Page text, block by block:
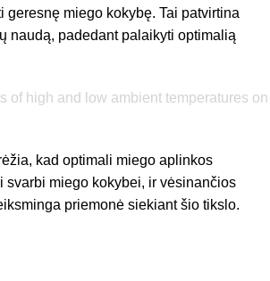
geresnę miego kokybę. Tai patvirtina
naudą, padedant palaikyti optimalią
of high and low ambient temperatures on
kad optimali miego aplinkos
svarbi miego kokybei, ir vėsinančios
priemonė siekiant šio tikslo.